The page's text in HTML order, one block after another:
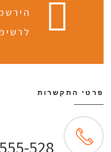
פרטי התקשרות
528